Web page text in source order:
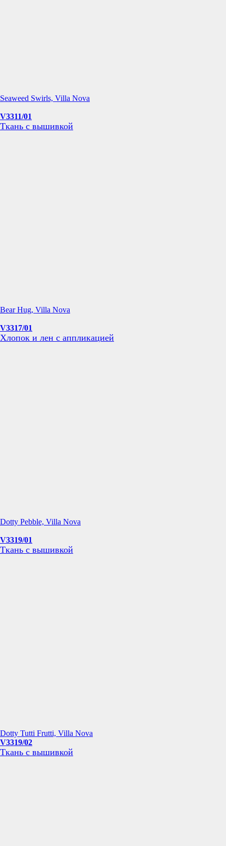
Seaweed Swirls, Villa Nova
V3311/01
Ткань с вышивкой
Bear Hug, Villa Nova
V3317/01
Хлопок и лен с аппликацией
Dotty Pebble, Villa Nova
V3319/01
Ткань с вышивкой
Dotty Tutti Frutti, Villa Nova
V3319/02
Ткань с вышивкой